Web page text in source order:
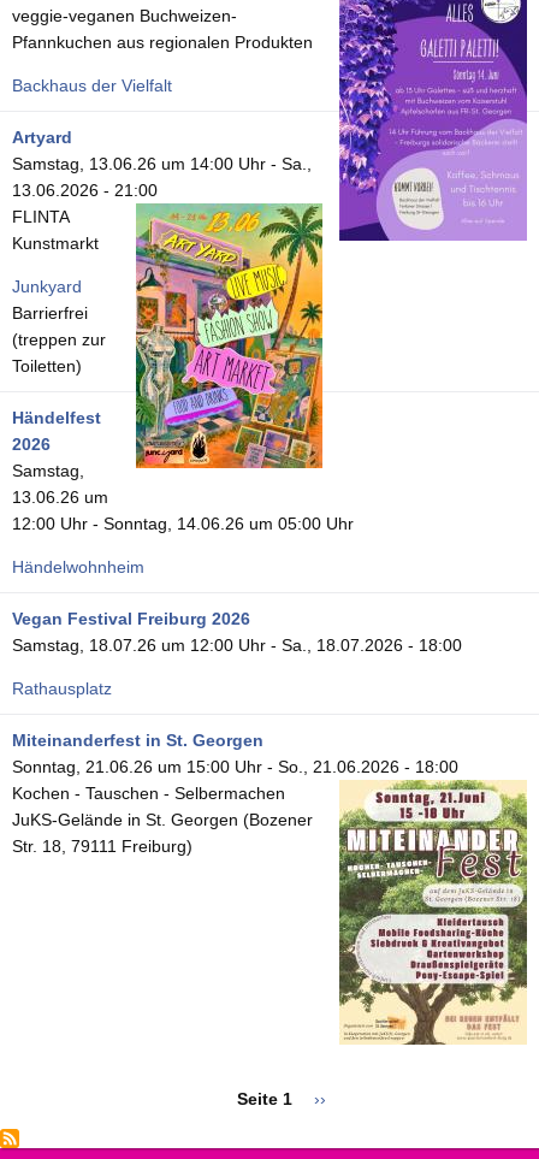
veggie-veganen Buchweizen-
Pfannkuchen aus regionalen Produkten
Backhaus der Vielfalt
Artyard
Samstag, 13.06.26 um 14:00 Uhr - Sa.,
13.06.2026 - 21:00
FLINTA
Kunstmarkt
Junkyard
Barrierfrei
(treppen zur
Toiletten)
Händelfest
2026
Samstag,
13.06.26 um
12:00 Uhr - Sonntag, 14.06.26 um 05:00 Uhr
Händelwohnheim
Vegan Festival Freiburg 2026
Samstag, 18.07.26 um 12:00 Uhr - Sa., 18.07.2026 - 18:00
Rathausplatz
Miteinanderfest in St. Georgen
Sonntag, 21.06.26 um 15:00 Uhr - So., 21.06.2026 - 18:00
Kochen - Tauschen - Selbermachen
JuKS-Gelände in St. Georgen (Bozener
Str. 18, 79111 Freiburg)
Seite 1
Nächste
››